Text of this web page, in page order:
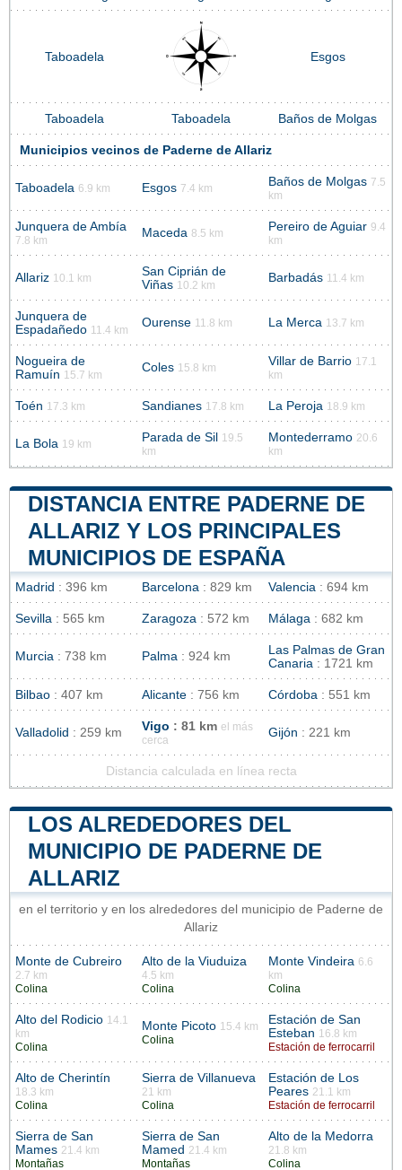
Taboadela Esgos
Taboadela Taboadela Baños de Molgas
Municipios vecinos de Paderne de Allariz
Taboadela 6.9 km Esgos 7.4 km Baños de Molgas 7.5
km
Junquera de Ambía
7.8 km
Maceda 8.5 km Pereiro de Aguiar 9.4
km
Allariz 10.1 km
San Ciprián de
Viñas 10.2 km
Barbadás 11.4 km
Junquera de
Espadañedo 11.4 km
Ourense 11.8 km La Merca 13.7 km
Nogueira de
Ramuín 15.7 km
Coles 15.8 km Villar de Barrio 17.1
km
Toén 17.3 km Sandianes 17.8 km La Peroja 18.9 km
La Bola 19 km Parada de Sil
19.5
km
Montederramo 20.6
km
DISTANCIA ENTRE PADERNE DE
ALLARIZ Y LOS PRINCIPALES
MUNICIPIOS DE ESPAÑA
Madrid : 396 km Barcelona : 829 km Valencia : 694 km
Sevilla : 565 km Zaragoza : 572 km Málaga : 682 km
Murcia : 738 km Palma : 924 km
Las Palmas de Gran
Canaria : 1721 km
Bilbao : 407 km Alicante : 756 km Córdoba : 551 km
Valladolid : 259 km Vigo : 81 km el más
cerca
Gijón : 221 km
Distancia calculada en línea recta
LOS ALREDEDORES DEL
MUNICIPIO DE PADERNE DE
ALLARIZ
en el territorio y en los alrededores del municipio de Paderne de
Allariz
Monte de Cubreiro
2.7 km
Colina
Alto de la Viuduiza
4.5 km
Colina
Monte Vindeira 6.6
km
Colina
Alto del Rodicio 14.1
km
Colina
Monte Picoto 15.4 km
Colina
Estación de San
Esteban 16.8 km
Estación de ferrocarril
Alto de Cherintín
18.3 km
Colina
Sierra de Villanueva
21 km
Colina
Estación de Los
Peares 21.1 km
Estación de ferrocarril
Sierra de San
Mames 21.4 km
Montañas
Sierra de San
Mamed 21.4 km
Montañas
Alto de la Medorra
21.8 km
Colina